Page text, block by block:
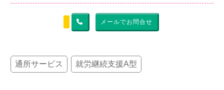
メールでお問合せ
通所サービス 就労継続支援A型